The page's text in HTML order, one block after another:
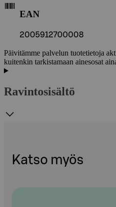
EAN
2005912700008
Päivitämme palvelun tuotetietoja
kuitenkin tarkistamaan ainesosat
Ravintosisältö
Katso myös